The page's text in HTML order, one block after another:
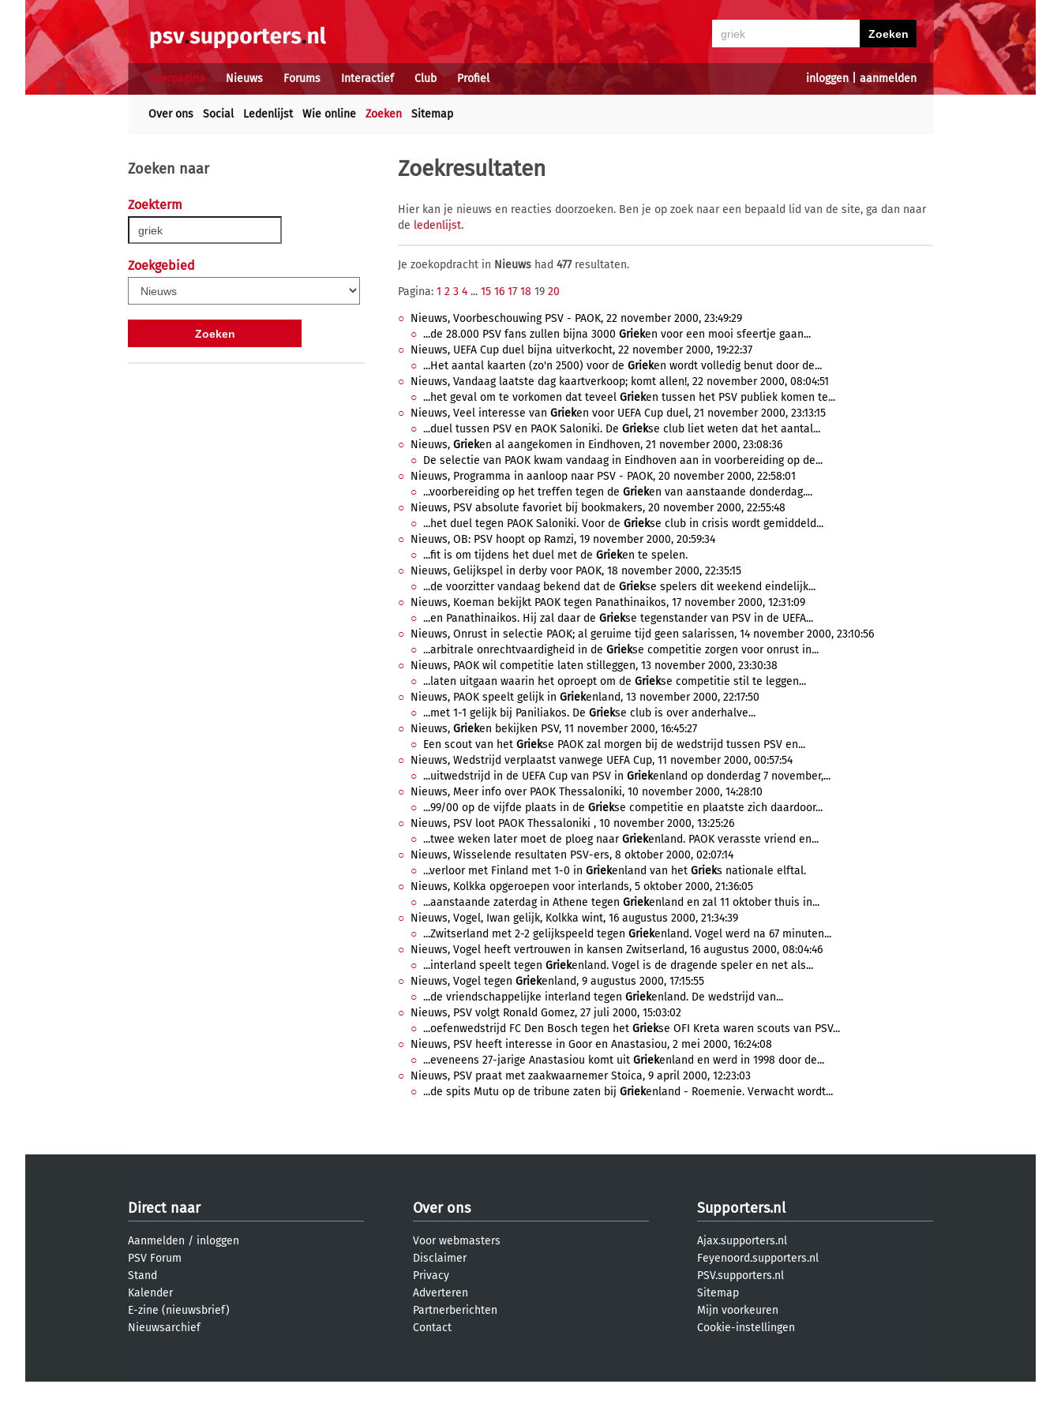
inloggen| aanmelden
Voorpagina Nieuws Forums Interactief Club Profiel
Over ons Social Ledenlijst Wie online Zoeken Sitemap
Zoeken naar
Zoekterm
Zoekgebied
Zoekresultaten
Hier kan je nieuws en reacties doorzoeken. Ben je op zoek naar een bepaald lid van de site, ga dan naar
de ledenlijst.
Je zoekopdracht in Nieuws had 477resultaten.
Pagina: 1 2 3 4 ... 15 16 17 18 19 20
Nieuws, Voorbeschouwing PSV - PAOK, 22 november 2000, 23:49:29
...de 28.000 PSV fans zullen bijna 3000 Grieken voor een mooi sfeertje gaan...
Nieuws, UEFA Cup duel bijna uitverkocht, 22 november 2000, 19:22:37
...Het aantal kaarten (zo'n 2500) voor de Grieken wordt volledig benut door de...
Nieuws, Vandaag laatste dag kaartverkoop; komt allen!, 22 november 2000, 08:04:51
...het geval om te vorkomen dat teveel Grieken tussen het PSV publiek komen te...
Nieuws, Veel interesse van Grieken voor UEFA Cup duel, 21 november 2000, 23:13:15
...duel tussen PSV en PAOK Saloniki. De Griekse club liet weten dat het aantal...
Nieuws, Grieken al aangekomen in Eindhoven, 21 november 2000, 23:08:36
De selectie van PAOK kwam vandaag in Eindhoven aan in voorbereiding op de...
Nieuws, Programma in aanloop naar PSV - PAOK, 20 november 2000, 22:58:01
...voorbereiding op het treffen tegen de Grieken van aanstaande donderdag....
Nieuws, PSV absolute favoriet bij bookmakers, 20 november 2000, 22:55:48
...het duel tegen PAOK Saloniki. Voor de Griekse club in crisis wordt gemiddeld...
Nieuws, OB: PSV hoopt op Ramzi, 19 november 2000, 20:59:34
...fit is om tijdens het duel met de Grieken te spelen.
Nieuws, Gelijkspel in derby voor PAOK, 18 november 2000, 22:35:15
...de voorzitter vandaag bekend dat de Griekse spelers dit weekend eindelijk...
Nieuws, Koeman bekijkt PAOK tegen Panathinaikos, 17 november 2000, 12:31:09
...en Panathinaikos. Hij zal daar de Griekse tegenstander van PSV in de UEFA...
Nieuws, Onrust in selectie PAOK; al geruime tijd geen salarissen, 14 november 2000, 23:10:56
...arbitrale onrechtvaardigheid in de Griekse competitie zorgen voor onrust in...
Nieuws, PAOK wil competitie laten stilleggen, 13 november 2000, 23:30:38
...laten uitgaan waarin het oproept om de Griekse competitie stil te leggen...
Nieuws, PAOK speelt gelijk in Griekenland, 13 november 2000, 22:17:50
...met 1-1 gelijk bij Paniliakos. De Griekse club is over anderhalve...
Nieuws, Grieken bekijken PSV, 11 november 2000, 16:45:27
Een scout van het Griekse PAOK zal morgen bij de wedstrijd tussen PSV en...
Nieuws, Wedstrijd verplaatst vanwege UEFA Cup, 11 november 2000, 00:57:54
...uitwedstrijd in de UEFA Cup van PSV in Griekenland op donderdag 7 november,...
Nieuws, Meer info over PAOK Thessaloniki, 10 november 2000, 14:28:10
...99/00 op de vijfde plaats in de Griekse competitie en plaatste zich daardoor...
Nieuws, PSV loot PAOK Thessaloniki , 10 november 2000, 13:25:26
...twee weken later moet de ploeg naarGriekenland. PAOK verasste vriend en...
Nieuws, Wisselende resultaten PSV-ers, 8 oktober 2000, 02:07:14
...verloor met Finland met 1-0 in Griekenland van het Grieks nationale elftal.
Nieuws, Kolkka opgeroepen voor interlands, 5 oktober 2000, 21:36:05
...aanstaande zaterdag in Athene tegen Griekenland en zal 11 oktober thuis in...
Nieuws, Vogel, Iwan gelijk, Kolkka wint, 16 augustus 2000, 21:34:39
...Zwitserland met 2-2 gelijkspeeld tegen Griekenland. Vogel werd na 67 minuten...
Nieuws, Vogel heeft vertrouwen in kansen Zwitserland, 16 augustus 2000, 08:04:46
...interland speelt tegen Griekenland. Vogel is de dragende speler en net als...
Nieuws, Vogel tegen Griekenland, 9 augustus 2000, 17:15:55
...de vriendschappelijke interland tegen Griekenland. De wedstrijd van...
Nieuws, PSV volgt Ronald Gomez, 27 juli 2000, 15:03:02
...oefenwedstrijd FC Den Bosch tegen het Griekse OFI Kreta waren scouts van PSV...
Nieuws, PSV heeft interesse in Goor en Anastasiou, 2 mei 2000, 16:24:08
...eveneens 27-jarige Anastasiou komt uit Griekenland en werd in 1998 door de...
Nieuws, PSV praat met zaakwaarnemer Stoica, 9 april 2000, 12:23:03
...de spits Mutu op de tribune zaten bij Griekenland - Roemenie. Verwacht wordt...
Direct naar
Aanmelden / inloggen
PSV Forum
Stand
Kalender
E-zine (nieuwsbrief)
Nieuwsarchief
Over ons
Voor webmasters
Disclaimer
Privacy
Adverteren
Partnerberichten
Contact
Supporters.nl
Ajax.supporters.nl
Feyenoord.supporters.nl
PSV.supporters.nl
Sitemap
Mijn voorkeuren
Cookie-instellingen